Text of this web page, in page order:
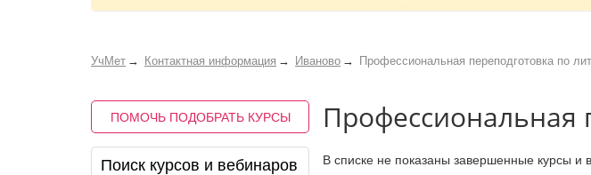
УчМет Контактная информация Иваново Профессиональная переподготовка по
ПОМОЧЬ ПОДОБРАТЬ КУРСЫ
Поиск курсов и вебинаров
Профессиональная
В списке не показаны завершенные курсы и